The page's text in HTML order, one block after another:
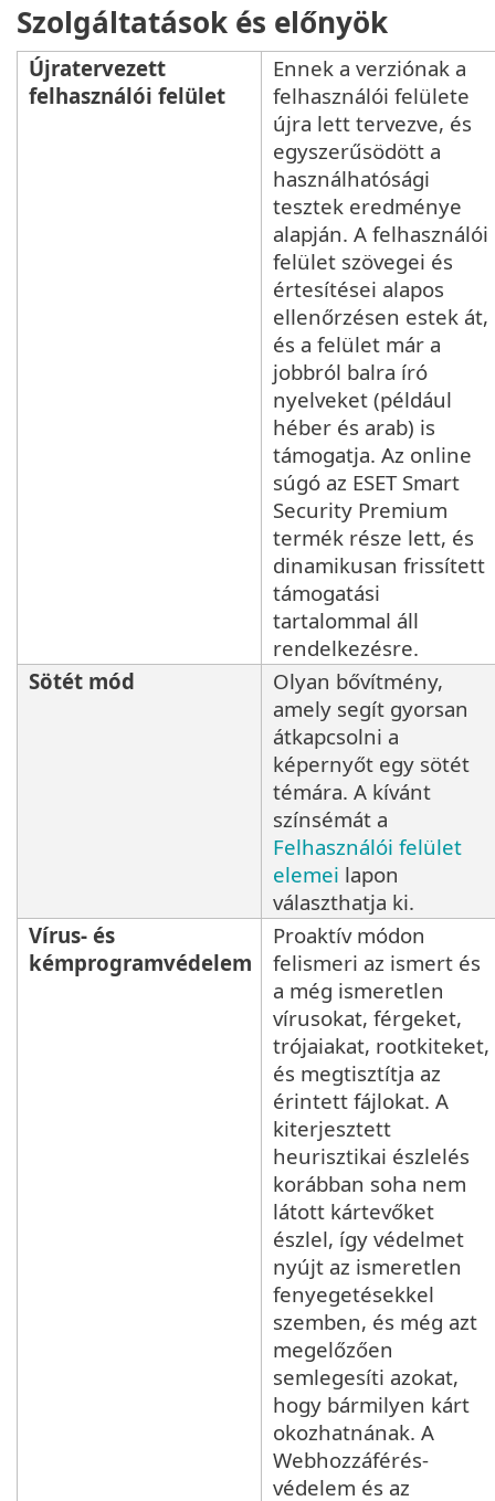
Szolgáltatások és előnyök
Újratervezett
felhasználói felület
Ennek a verziónak a
felhasználói felülete
újra lett tervezve, és
egyszerűsödött a
használhatósági
tesztek eredménye
alapján. A felhasználói
felület szövegei és
értesítései alapos
ellenőrzésen estek át,
és a felület már a
jobbról balra író
nyelveket (például
héber és arab) is
támogatja. Az online
súgó az ESET Smart
Security Premium
termék része lett, és
dinamikusan frissített
támogatási
tartalommal áll
rendelkezésre.
Sötét mód
Olyan bővítmény,
amely segít gyorsan
átkapcsolni a
képernyőt egy sötét
témára. A kívánt
színsémát a
Felhasználói felület
elemei lapon
választhatja ki.
Vírus- és
kémprogramvédelem
Proaktív módon
felismeri az ismert és
a még ismeretlen
vírusokat, férgeket,
trójaiakat, rootkiteket,
és megtisztítja az
érintett fájlokat. A
kiterjesztett
heurisztikai észlelés
korábban soha nem
látott kártevőket
észlel, így védelmet
nyújt az ismeretlen
fenyegetésekkel
szemben, és még azt
megelőzően
semlegesíti azokat,
hogy bármilyen kárt
okozhatnának. A
Webhozzáférés-
védelem és az